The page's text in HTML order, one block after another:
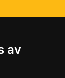
av